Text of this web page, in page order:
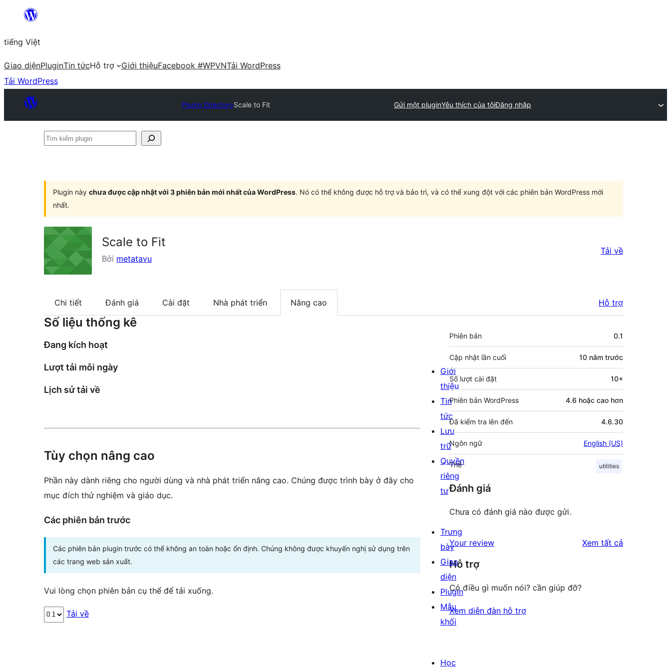
Chuyển
phần
nội
dung
tiếng Việt
Giao diệnPluginTin tứcHỗ trợ Giới thiệuFacebook #WPVNTải WordPress
Tải WordPress
Plugin DirectoryScale to Fit Gửi một pluginYêu thích của tôiĐăng nhập
Tìm
Plugin này chưa được cập nhật với 3 phiên bản mới nhất của WordPress. Nó có thể không được hỗ trợ và bảo trì, và có thể xung đột với các phiên bản WordPress mới
nhất.
Scale to Fit
Bởi metatavu
Tải về
Chi tiết Đánh giá Cài đặt Nhà phát triển Nâng cao Hỗ trợ
Số liệu thống kê
Đang kích hoạt
Lượt tải mỗi ngày
Lịch sử tải về
Tùy chọn nâng cao
Phần này dành riêng cho người dùng và nhà phát triển nâng cao. Chúng được trình bày ở đây cho
mục đích thử nghiệm và giáo dục.
Các phiên bản trước
Các phiên bản plugin trước có thể không an toàn hoặc ổn định. Chúng không được khuyến nghị sử dụng trên
các trang web sản xuất.
Vui lòng chọn phiên bản cụ thể để tải xuống.
Tải về
Meta
Phiên bản 0.1
Cập nhật lần cuối 10 năm trước
Số lượt cài đặt 10+
Phiên bản WordPress 4.6 hoặc cao hơn
Đã kiểm tra lên đến 4.6.30
Ngôn ngữ English (US)
Thẻ utilities
Đánh giá
Chưa có đánh giá nào được gửi.
Your review Xem tất cả
Hỗ trợ
Có điều gì muốn nói? cần giúp đỡ?
Xem diễn đàn hỗ trợ
Giới
thiệu
Tin
tức
Lưu
trữ
Quyền
riêng
tư
Trưng
bày
Giao
diện
Plugin
Mẫu
khối
Học